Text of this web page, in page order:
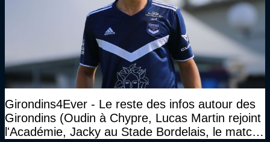
Girondins4Ever - Le reste des infos autour des
Girondins (Oudin à Chypre, Lucas Martin rejoint
l'Académie, Jacky au Stade Bordelais, le match